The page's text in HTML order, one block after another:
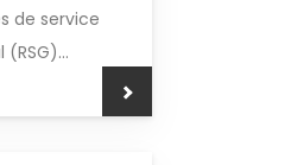
de service